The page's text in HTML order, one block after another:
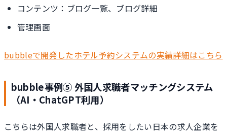
コンテンツ：ブログ一覧、ブログ詳細
管理画面
bubbleで開発したホテル予約システムの実績詳細はこちら
bubble事例⑤ 外国人求職者マッチングシステム
（AI・ChatGPT利用）
こちらは外国人求職者と、採用をしたい日本の求人企業を